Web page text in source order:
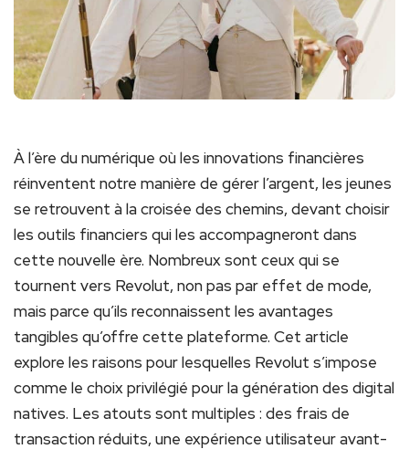
À l’ère du numérique où les innovations financières
réinventent notre manière de gérer l’argent, les jeunes
se retrouvent à la croisée des chemins, devant choisir
les outils financiers qui les accompagneront dans
cette nouvelle ère. Nombreux sont ceux qui se
tournent vers Revolut, non pas par effet de mode,
mais parce qu’ils reconnaissent les avantages
tangibles qu’offre cette plateforme. Cet article
explore les raisons pour lesquelles Revolut s’impose
comme le choix privilégié pour la génération des digital
natives. Les atouts sont multiples : des frais de
transaction réduits, une expérience utilisateur avant-